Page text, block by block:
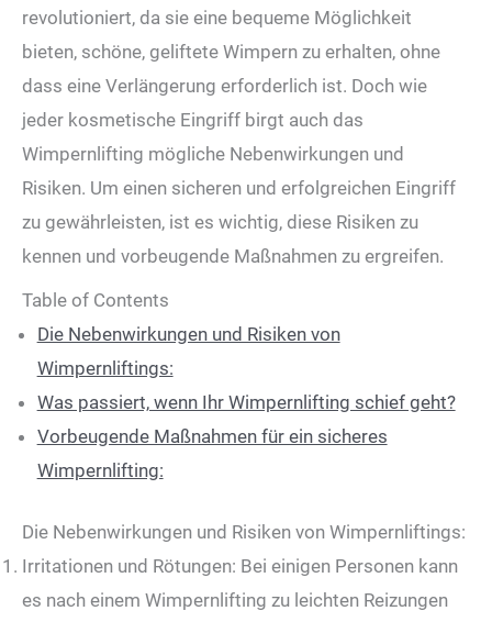
revolutioniert, da sie eine bequeme Möglichkeit
bieten, schöne, geliftete Wimpern zu erhalten, ohne
dass eine Verlängerung erforderlich ist. Doch wie
jeder kosmetische Eingriff birgt auch das
Wimpernlifting mögliche Nebenwirkungen und
Risiken. Um einen sicheren und erfolgreichen Eingriff
zu gewährleisten, ist es wichtig, diese Risiken zu
kennen und vorbeugende Maßnahmen zu ergreifen.
Table of Contents
Die Nebenwirkungen und Risiken von
Wimpernliftings:
Was passiert, wenn Ihr Wimpernlifting schief geht?
Vorbeugende Maßnahmen für ein sicheres
Wimpernlifting:
Die Nebenwirkungen und Risiken von Wimpernliftings:
Irritationen und Rötungen: Bei einigen Personen kann
es nach einem Wimpernlifting zu leichten Reizungen